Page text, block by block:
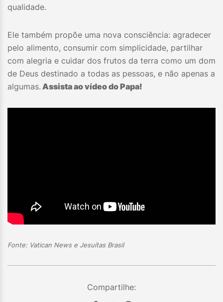
qualidade.
Ele também propõe uma nova consciência: agradecer
pelo alimento, consumir com simplicidade, partilhar
com alegria e cuidar dos frutos da terra como um dom
de Deus destinado a todas as pessoas, e não apenas a
algumas. Assista ao vídeo do Papa!
Fonte: Vatican News e Jesuítas Brasil
Compartilhe: